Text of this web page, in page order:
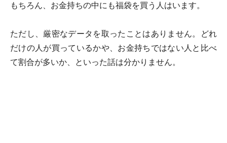
もちろん、お金持ちの中にも福袋を買う人はいます。
ただし、厳密なデータを取ったことはありません。どれ
だけの人が買っているかや、お金持ちではない人と比べ
て割合が多いか、といった話は分かりません。